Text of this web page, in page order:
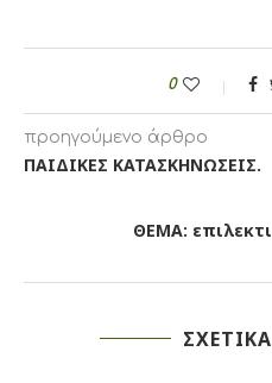
0
προηγούμενο άρθρο
ΠΑΙΔΙΚΕΣ ΚΑΤΑΣΚΗΝΩΣΕΙΣ.
ΘΕΜΑ: